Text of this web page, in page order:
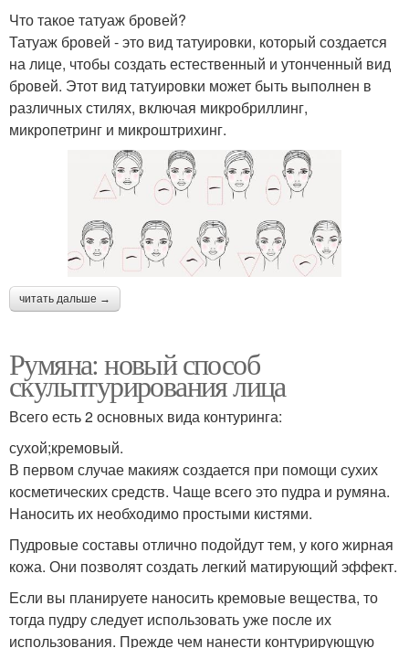
Что такое татуаж бровей?
Татуаж бровей - это вид татуировки, который создается
на лице, чтобы создать естественный и утонченный вид
бровей. Этот вид татуировки может быть выполнен в
различных стилях, включая микробриллинг,
микропетринг и микроштрихинг.
читать дальше →
Румяна: новый способ
скульптурирования лица
Всего есть 2 основных вида контуринга:
сухой;кремовый.
В первом случае макияж создается при помощи сухих
косметических средств. Чаще всего это пудра и румяна.
Наносить их необходимо простыми кистями.
Пудровые составы отлично подойдут тем, у кого жирная
кожа. Они позволят создать легкий матирующий эффект.
Если вы планируете наносить кремовые вещества, то
тогда пудру следует использовать уже после их
использования. Прежде чем нанести контурирующую